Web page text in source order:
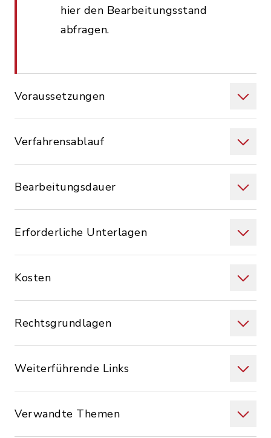
hier den Bearbeitungsstand
abfragen.
Voraussetzungen
Verfahrensablauf
Bearbeitungsdauer
Erforderliche Unterlagen
Kosten
Rechtsgrundlagen
Weiterführende Links
Verwandte Themen